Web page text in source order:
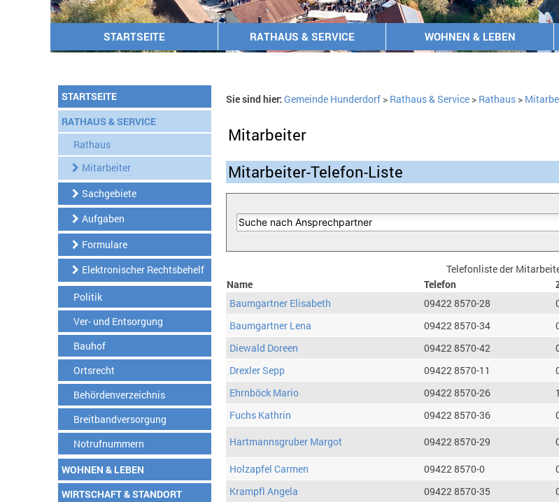
STARTSEITE RATHAUS & SERVICE WOHNEN & LEBEN
STARTSEITE
RATHAUS & SERVICE
Rathaus
Mitarbeiter
Sachgebiete
Aufgaben
Formulare
Elektronischer Rechtsbehelf
Politik
Ver- und Entsorgung
Bauhof
Ortsrecht
Behördenverzeichnis
Breitbandversorgung
Notrufnummern
WOHNEN & LEBEN
WIRTSCHAFT & STANDORT
Sie sind hier: Gemeinde Hunderdorf> Rathaus & Service> Rathaus>
Mitarbeiter
Mitarbeiter-Telefon-Liste
Telefonliste der
Name
Telefon
Baumgartner Elisabeth
09422 8570-28
Baumgartner Lena
09422 8570-34
Diewald Doreen
09422 8570-42
Drexler Sepp
09422 8570-11
Ehrnböck Mario
09422 8570-26
Fuchs Kathrin
09422 8570-36
Hartmannsgruber Margot
09422 8570-29
Holzapfel Carmen
09422 8570-0
Krampfl Angela
09422 8570-35